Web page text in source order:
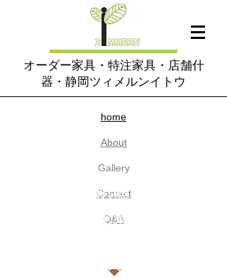
オーダー家具・特注家具・店舗什
器・静岡ツィメルンイトウ
home​
About
​Gallery
Contact
​Q&A
【１】一般(個人)のお客
様・一般の企業様からオー
る質問